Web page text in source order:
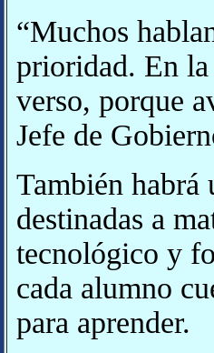
“Muchos
prioridad. En la
verso, porque
Jefe de
También habrá
destinadas a
tecnológico y
cada alumno
para aprender.